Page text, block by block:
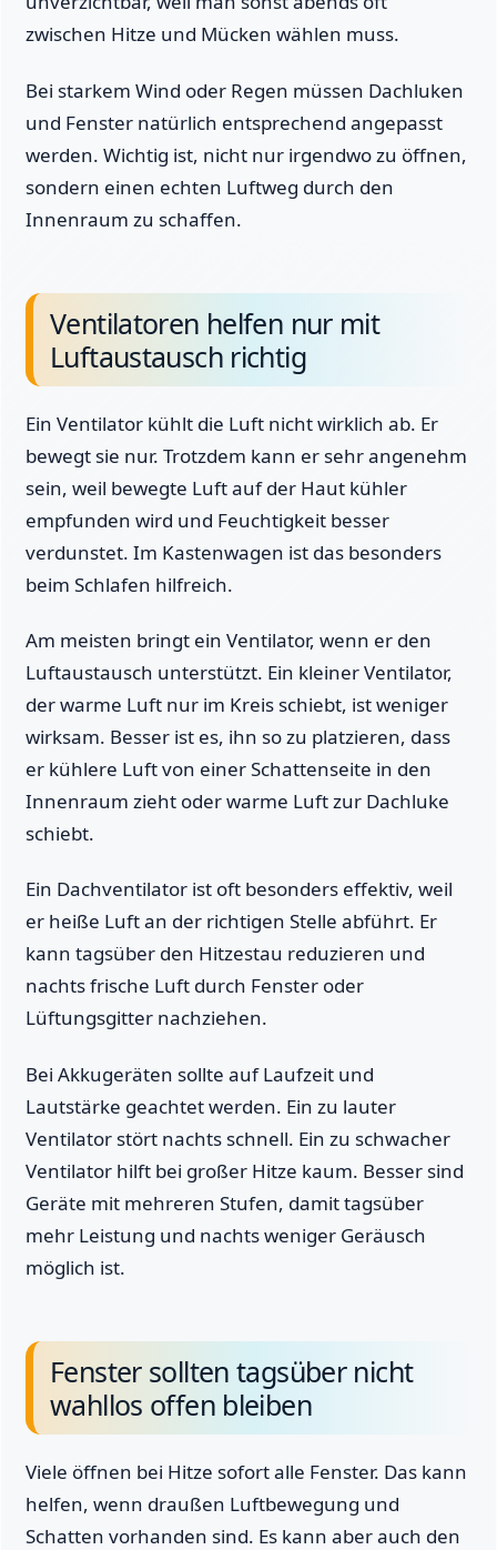
zwischen Hitze und Mücken wählen muss.
Bei starkem Wind oder Regen müssen Dachluken
und Fenster natürlich entsprechend angepasst
werden. Wichtig ist, nicht nur irgendwo zu öffnen,
sondern einen echten Luftweg durch den
Innenraum zu schaffen.
Ventilatoren helfen nur mit
Luftaustausch richtig
Ein Ventilator kühlt die Luft nicht wirklich ab. Er
bewegt sie nur. Trotzdem kann er sehr angenehm
sein, weil bewegte Luft auf der Haut kühler
empfunden wird und Feuchtigkeit besser
verdunstet. Im Kastenwagen ist das besonders
beim Schlafen hilfreich.
Am meisten bringt ein Ventilator, wenn er den
Luftaustausch unterstützt. Ein kleiner Ventilator,
der warme Luft nur im Kreis schiebt, ist weniger
wirksam. Besser ist es, ihn so zu platzieren, dass
er kühlere Luft von einer Schattenseite in den
Innenraum zieht oder warme Luft zur Dachluke
schiebt.
Ein Dachventilator ist oft besonders effektiv, weil
er heiße Luft an der richtigen Stelle abführt. Er
kann tagsüber den Hitzestau reduzieren und
nachts frische Luft durch Fenster oder
Lüftungsgitter nachziehen.
Bei Akkugeräten sollte auf Laufzeit und
Lautstärke geachtet werden. Ein zu lauter
Ventilator stört nachts schnell. Ein zu schwacher
Ventilator hilft bei großer Hitze kaum. Besser sind
Geräte mit mehreren Stufen, damit tagsüber
mehr Leistung und nachts weniger Geräusch
möglich ist.
Fenster sollten tagsüber nicht
wahllos offen bleiben
Viele öffnen bei Hitze sofort alle Fenster. Das kann
helfen, wenn draußen Luftbewegung und
Schatten vorhanden sind. Es kann aber auch den